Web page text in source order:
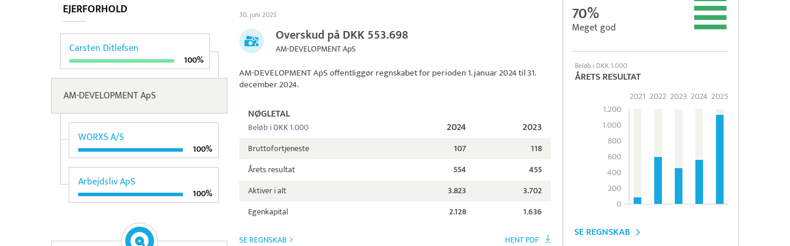
70%
Meget god
Beløb i DKK 1.000
ÅRETS RESULTAT
1.200
1.000
800
600
400
200
0
2021 2022 2023 2024 2025
SE REGNSKAB
EJERFORHOLD
Carsten Ditlefsen
100%
AM-DEVELOPMENT ApS
WORXS A/S
100%
Arbejdsliv ApS
100%
30. juni 2025
Overskud på DKK 553.698
AM-DEVELOPMENT ApS
AM-DEVELOPMENT ApSoffentliggør regnskabet for perioden 1. januar 2024 til 31.
december 2024.
NØGLETAL
Beløb i DKK 1.000 2024 2023
Bruttofortjeneste 107
118
Årets resultat
554
455
Aktiver i alt
3.823
3.702
Egenkapital
2.128 1.636
SE REGNSKAB HENT PDF